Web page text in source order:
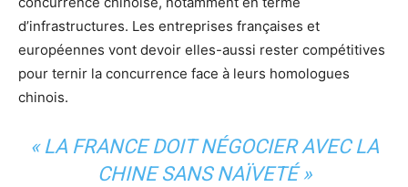
d’infrastructures. Les entreprises françaises et
européennes vont devoir elles-aussi rester compétitives
pour ternir la concurrence face à leurs homologues
chinois.
« LA FRANCE DOIT NÉGOCIER AVEC LA
CHINE SANS NAÏVETÉ »